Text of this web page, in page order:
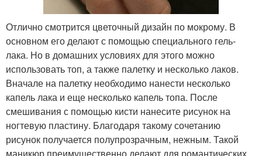
Отлично смотрится цветочный дизайн по мокрому. В
основном его делают с помощью специального гель-
лака. Но в домашних условиях для этого можно
использовать топ, а также палетку и несколько лаков.
Вначале на палетку необходимо нанести несколько
капель лака и еще несколько капель топа. После
смешивания с помощью кисти нанесите рисунок на
ногтевую пластину. Благодаря такому сочетанию
рисунок получается полупрозрачным, нежным. Такой